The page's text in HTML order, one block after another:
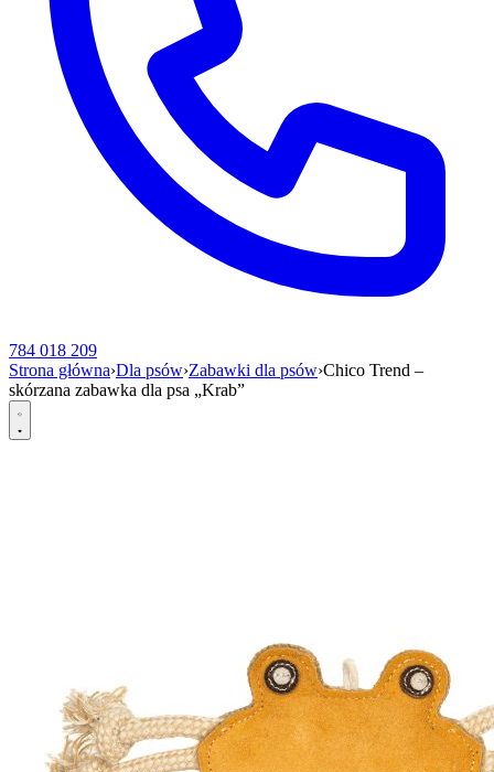
784 018 209
Strona główna›Dla psów›Zabawki dla psów›Chico Trend –
skórzana zabawka dla psa „Krab”